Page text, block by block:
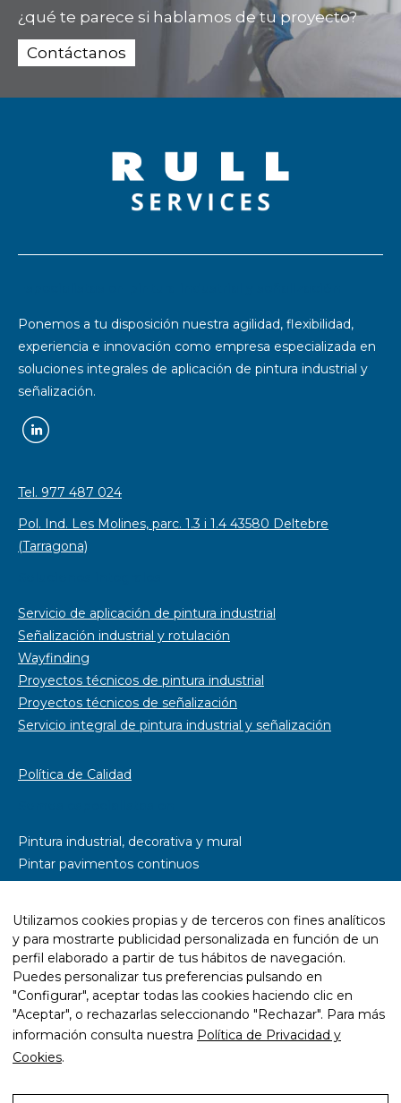
¿qué te parece si hablamos de tu proyecto?
Contáctanos
Ponemos a tu disposición nuestra agilidad, flexibilidad,
experiencia e innovación como empresa especializada en
soluciones integrales de aplicación de pintura industrial y
señalización.
Tel. 977 487 024
Pol. Ind. Les Molines, parc. 1.3 i 1.4 43580 Deltebre
(Tarragona)
Servicio de aplicación de pintura industrial
Señalización industrial y rotulación
Wayfinding
Proyectos técnicos de pintura industrial
Proyectos técnicos de señalización
Servicio integral de pintura industrial y señalización
Política de Calidad
Pintura industrial, decorativa y mural
Pintar pavimentos continuos
Pintar parkings
Pintar pistas deportivas
Señalética y rotulación
Diseño wayfinding
Trabajos con resina epoxi
Trabajos con pintura ecológica
Mantenimiento y rehabilitación de infraestructuras
Utilizamos cookies propias y de terceros con fines analíticos
y para mostrarte publicidad personalizada en función de un
perfil elaborado a partir de tus hábitos de navegación.
Puedes personalizar tus preferencias pulsando en
"Configurar", aceptar todas las cookies haciendo clic en
"Aceptar", o rechazarlas seleccionando "Rechazar". Para más
información consulta nuestra Política de Privacidad y
Cookies.